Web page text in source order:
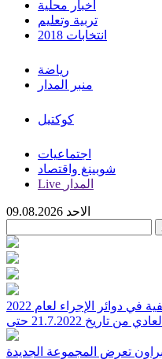
اخبار محلية
تربية وتعليم
انتخابات 2018
رياضة
منبر المدار
كوكتيل
اجتماعيات
شوبينغ واقتصاد
Live المدار
21.7.2022 حتى